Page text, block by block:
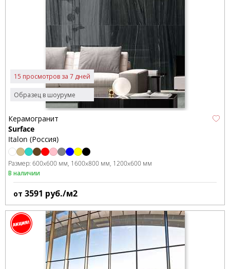
Образец в шоуруме
15 просмотров за 7 дней
Керамогранит
Surface
Italon (Россия)
Размер: 600x600 мм 1600x800 мм 1200x600 мм
В наличии
от 3591 руб./м2